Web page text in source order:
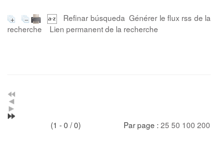
Refinar búsqueda Générer le flux rss de la
recherche
Lien permanent de la recherche
(1 - 0 / 0) Par page : 25 50 100 200